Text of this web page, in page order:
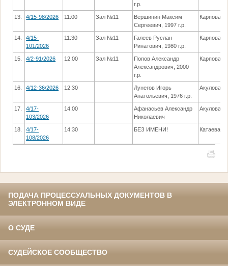
г.р.
13. 4/15-98/2026 11:00 Зал №11
Вершинин Максим
Сергеевич, 1997 г.р.
Карпова
14.
4/15-
101/2026
11:30 Зал №11
Галеев Руслан
Ринатович, 1980 г.р.
Карпова
15. 4/2-91/2026 12:00 Зал №11
Попов Александр
Александрович, 2000
г.р.
Карпова
16. 4/12-36/2026 12:30
Лунегов Игорь
Анатольевич, 1976 г.р.
Акулова
17.
4/17-
103/2026
14:00
Афанасьев Александр
Николаевич
Акулова
18.
4/17-
108/2026
14:30 БЕЗ ИМЕНИ! Катаева
ПОДАЧА ПРОЦЕССУАЛЬНЫХ ДОКУМЕНТОВ В
ЭЛЕКТРОННОМ ВИДЕ
О СУДЕ
СУДЕЙСКОЕ СООБЩЕСТВО